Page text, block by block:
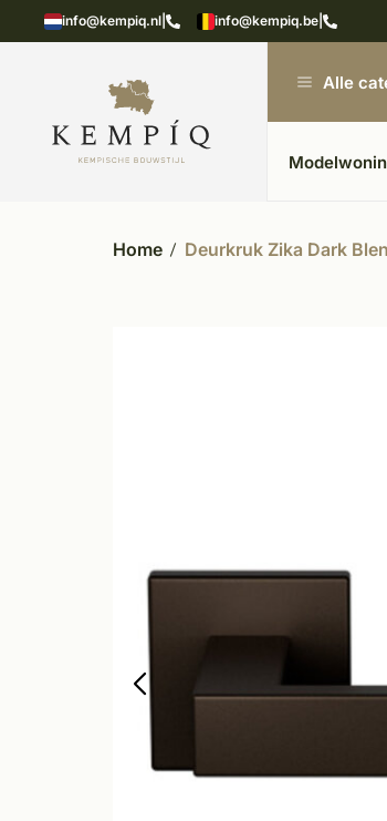
info@kempiq.nl info@kempiq.be
in Kesteren Unieke
Alle
Home Deurkruk Zika Dark